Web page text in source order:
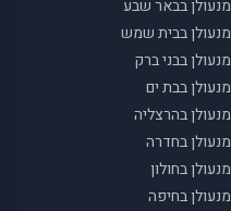
מנעולן בבאר שבע
מנעולן בבית שמש
מנעולן בבני ברק
מנעולן בבת ים
מנעולן בהרצליה
מנעולן בחדרה
מנעולן בחולון
מנעולן בחיפה